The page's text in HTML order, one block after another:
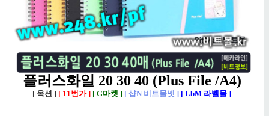
플러스화일 20 30 40 (Plus File /A4)
[ 옥션 ] [ 11번가 ] [ G마켓 ] [ 샵N 비트몰넷 ] [ LbM 라벨몰 ]